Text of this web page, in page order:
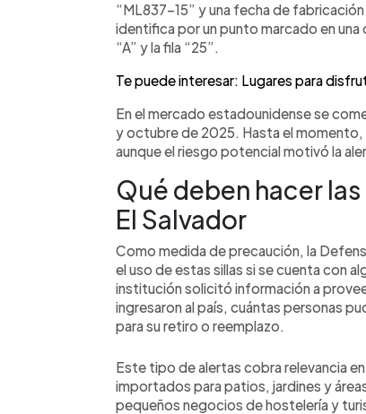
“ML837-15” y una fecha de
identifica por un punto marcado en una
“A” y la fila “25”.
Te puede interesar: Lugares para
En el mercado estadounidense se
y octubre de 2025. Hasta el
aunque el riesgo potencial motivó la
Qué deben hacer
El Salvador
Como medida de precaución, la
el uso de estas sillas si se cuenta con
institución solicitó información a
ingresaron al país, cuántas personas
para su retiro o reemplazo.
Este tipo de alertas cobra relevancia
importados para patios, jardines y
pequeños negocios de hostelería y